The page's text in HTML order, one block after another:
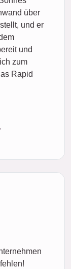
über
und er
und
zum
Rapid